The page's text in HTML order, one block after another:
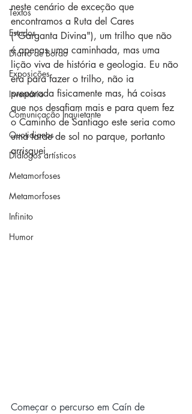
Textos
Estudos
Diário de Bordo
Exposições
Inventário
Comunicação Inquietante
Quotidianos
Diálogos artísticos
Metamorfoses
Metamorfoses
Infinito
Humor
neste cenário de exceção que
encontramos a Ruta del Cares
("Garganta Divina"), um trilho que não
é apenas uma caminhada, mas uma
lição viva de história e geologia. Eu não
era para fazer o trilho, não ia
preparada fisicamente mas, há coisas
que nos desafiam mais e para quem fez
o Caminho de Santiago este seria como
uma tarde de sol no parque, portanto
arrisquei.
Começar o percurso em Caín de